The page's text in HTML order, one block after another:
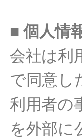
■個人情
会社は利
で 同意 し
利用者の
を外部に